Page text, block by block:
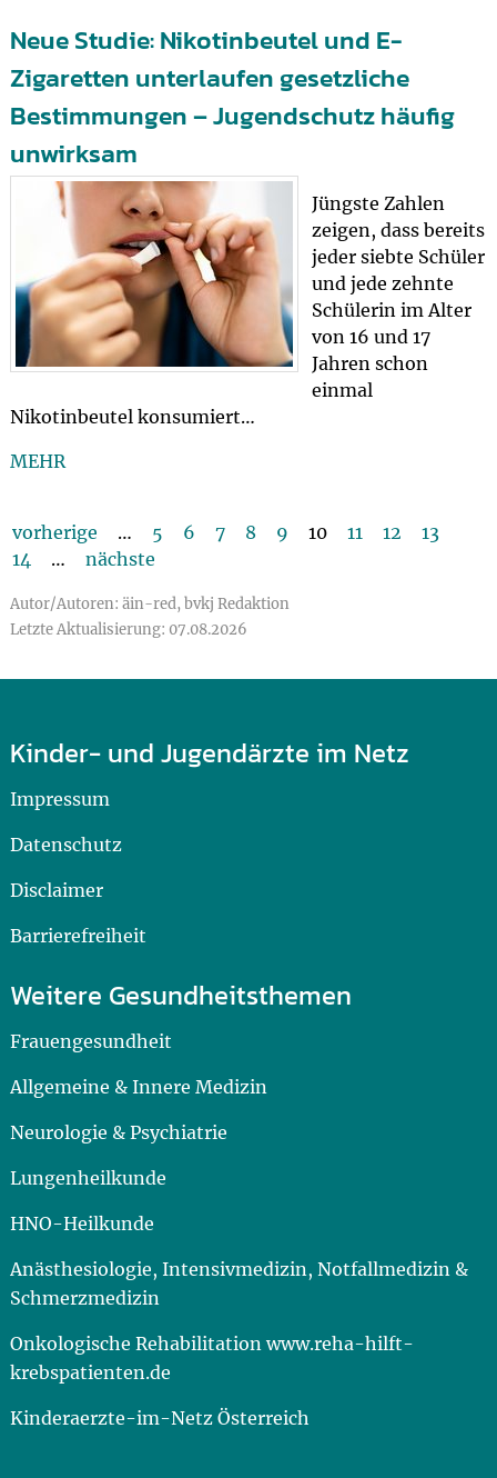
Neue Studie: Nikotinbeutel und E-
Zigaretten unterlaufen gesetzliche
Bestimmungen – Jugendschutz häufig
unwirksam
Jüngste Zahlen
zeigen, dass bereits
jeder siebte Schüler
und jede zehnte
Schülerin im Alter
von 16 und 17
Jahren schon
einmal
Nikotinbeutel konsumiert…
MEHR
vorherige … 5 6 7 8 9 10 11 12
13
14
… nächste
Autor/Autoren: äin-red, bvkj Redaktion
Letzte Aktualisierung: 07.08.2026
Kinder- und Jugendärzte im Netz
Impressum
Datenschutz
Disclaimer
Barrierefreiheit
Weitere Gesundheitsthemen
Frauengesundheit
Allgemeine & Innere Medizin
Neurologie & Psychiatrie
Lungenheilkunde
HNO-Heilkunde
Anästhesiologie, Intensivmedizin, Notfallmedizin &
Schmerzmedizin
Onkologische Rehabilitation www.reha-hilft-
krebspatienten.de
Kinderaerzte-im-Netz Österreich